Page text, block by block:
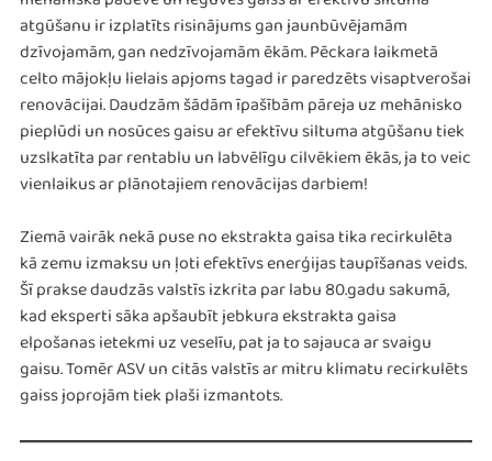
atgūšanu ir izplatīts risinājums gan jaunbūvējamām
dzīvojamām, gan nedzīvojamām ēkām. Pēckara laikmetā
celto mājokļu lielais apjoms tagad ir paredzēts visaptverošai
renovācijai. Daudzām šādām īpašībām pāreja uz mehānisko
pieplūdi un nosūces gaisu ar efektīvu siltuma atgūšanu tiek
uzslkatīta par rentablu un labvēlīgu cilvēkiem ēkās, ja to veic
vienlaikus ar plānotajiem renovācijas darbiem!
Ziemā vairāk nekā puse no ekstrakta gaisa tika recirkulēta
kā zemu izmaksu un ļoti efektīvs enerģijas taupīšanas veids.
Šī prakse daudzās valstīs izkrita par labu 80.gadu sakumā,
kad eksperti sāka apšaubīt jebkura ekstrakta gaisa
elpošanas ietekmi uz veselīu, pat ja to sajauca ar svaigu
gaisu. Tomēr ASV un citās valstīs ar mitru klimatu recirkulēts
gaiss joprojām tiek plaši izmantots.